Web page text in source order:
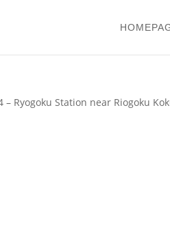
– Ryogoku Station near Riogoku